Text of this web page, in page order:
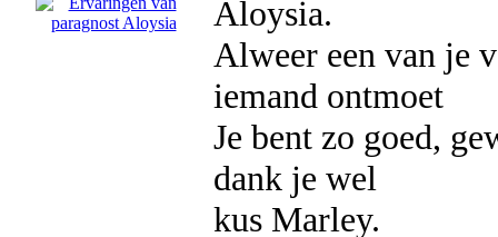
Aloysia.
Alweer een van je
iemand ontmoet
Je bent zo goed,
dank je wel
kus Marley.